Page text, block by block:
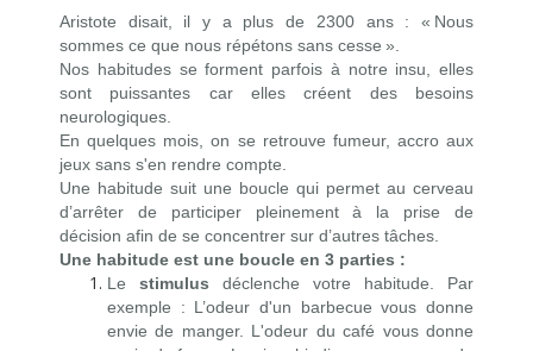
Aristote disait, il y a plus de 2300 ans : « Nous
sommes ce que nous répétons sans cesse ».
Nos habitudes se forment parfois à notre insu, elles
sont puissantes car elles créent des besoins
neurologiques.
En quelques mois, on se retrouve fumeur, accro aux
jeux sans s'en rendre compte.
Une habitude suit une boucle qui permet au cerveau
d’arrêter de participer pleinement à la prise de
décision afin de se concentrer sur d’autres tâches.
Une habitude est une boucle en 3 parties :
Le stimulus déclenche votre habitude. Par
exemple : L’odeur d'un barbecue vous donne
envie de manger. L'odeur du café vous donne